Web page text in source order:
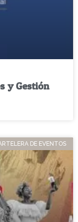
y Gestión
DE EVENTOS